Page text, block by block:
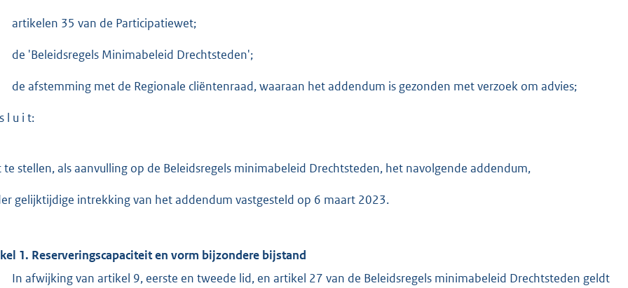
artikelen 35 van de Participatiewet;
de 'Beleidsregels Minimabeleid Drechtsteden';
de afstemming met de Regionale cliëntenraad, waaraan het addendum is gezonden met verzoek om advies;
l u i t:
te stellen, als aanvulling op de Beleidsregels minimabeleid Drechtsteden, het navolgende addendum,
gelijktijdige intrekking van het addendum vastgesteld op 6 maart 2023.
1. Reserveringscapaciteit en vorm bijzondere bijstand
In afwijking van artikel 9, eerste en tweede lid, en artikel 27 van de Beleidsregels minimabeleid Drechtsteden geldt